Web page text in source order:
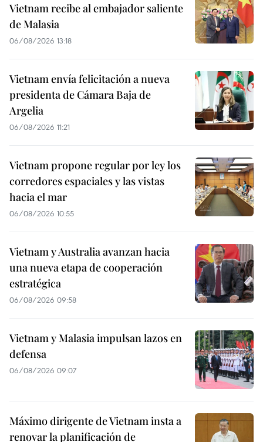
Vietnam recibe al embajador saliente
de Malasia
06/08/2026 13:18
Vietnam envía felicitación a nueva
presidenta de Cámara Baja de
Argelia
06/08/2026 11:21
Vietnam propone regular por ley los
corredores espaciales y las vistas
hacia el mar
06/08/2026 10:55
Vietnam y Australia avanzan hacia
una nueva etapa de cooperación
estratégica
06/08/2026 09:58
Vietnam y Malasia impulsan lazos en
defensa
06/08/2026 09:07
Máximo dirigente de Vietnam insta a
renovar la planificación de